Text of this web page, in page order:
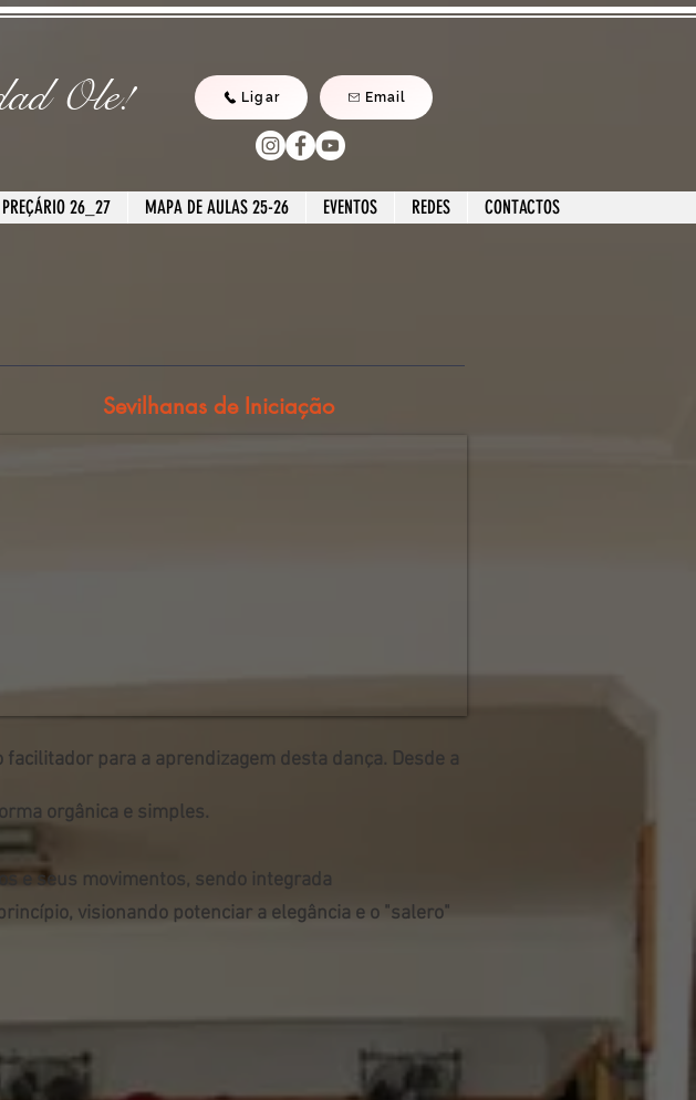
Ole! Ligar Email
PREÇÁRIO 26_27 MAPA DE AULAS 25-26 EVENTOS REDES CONTACTOS
Sevilhanas de Iniciação
para a aprendizagem desta dança. Desde a
orgânica e simples.
e seus movimentos, sendo integrada
visionando potenciar a elegância e o "salero"